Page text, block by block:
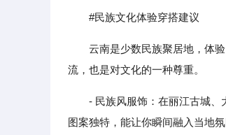
#民族文化体验穿搭建议
云南是少数民族聚居地，体
流，也是对文化的一种尊重。
- 民族风服饰：在丽江古城、
图案独特，能让你瞬间融入当地